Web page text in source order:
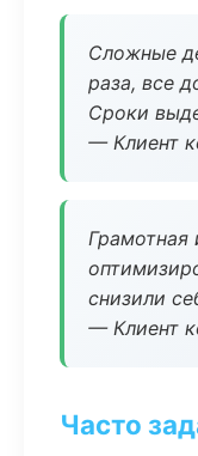
Сложные
раза, все
Сроки
— Клиент
Грамотная
снизили
— Клиент
Часто